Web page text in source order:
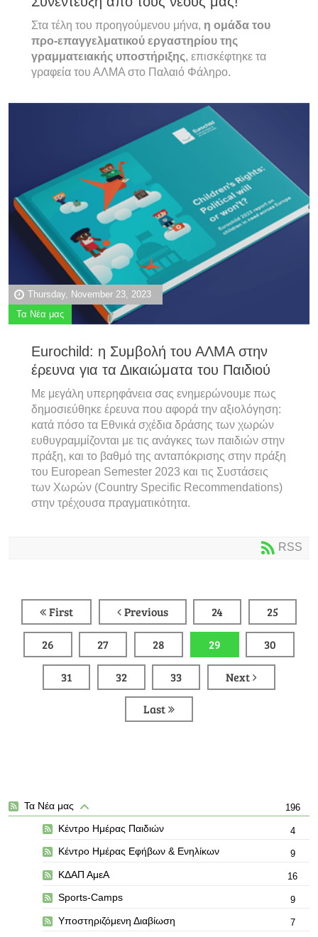
Στα τέλη του προηγούμενου μήνα, η ομάδα του
προ-επαγγελματικού εργαστηρίου της
γραμματειακής υποστήριξης, επισκέφτηκε τα
γραφεία του ΑΛΜΑ στο Παλαιό Φάληρο.
Thursday, November 23, 2023
Τα Νέα μας
Eurochild: η Συμβολή του ΑΛΜΑ στην
έρευνα για τα Δικαιώματα του Παιδιού
Με μεγάλη υπερηφάνεια σας ενημερώνουμε πως
δημοσιεύθηκε έρευνα που αφορά την αξιολόγηση:
κατά πόσο τα Εθνικά σχέδια δράσης των χωρών
ευθυγραμμίζονται με τις ανάγκες των παιδιών στην
πράξη, και το βαθμό της ανταπόκρισης στην πράξη
του European Semester 2023 και τις Συστάσεις
των Χωρών (Country Specific Recommendations)
στην τρέχουσα πραγματικότητα.
RSS
First Previous 24 25
26 27 28 29 30
31 32 33 Next
Last
Τα Νέα μας 196
Κέντρο Ημέρας Παιδιών 4
Κέντρο Ημέρας Εφήβων & Ενηλίκων 9
ΚΔΑΠ ΑμεΑ 16
Sports-Camps 9
Υποστηριζόμενη Διαβίωση 7